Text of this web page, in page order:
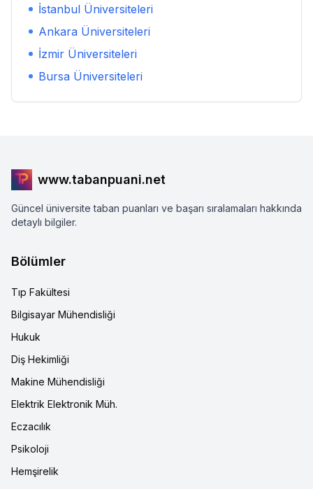
İstanbul Üniversiteleri
Ankara Üniversiteleri
İzmir Üniversiteleri
Bursa Üniversiteleri
www.tabanpuani.net
Güncel üniversite taban puanları ve başarı sıralamaları hakkında
detaylı bilgiler.
Bölümler
Tıp Fakültesi
Bilgisayar Mühendisliği
Hukuk
Diş Hekimliği
Makine Mühendisliği
Elektrik Elektronik Müh.
Eczacılık
Psikoloji
Hemşirelik